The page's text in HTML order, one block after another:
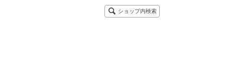
ショップ内検索